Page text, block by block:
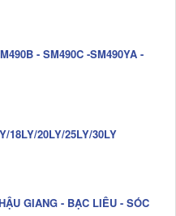
- SM490C -SM490YA -
18LY/20LY/25LY/30LY
GIANG - BẠC LIÊU - SÓC